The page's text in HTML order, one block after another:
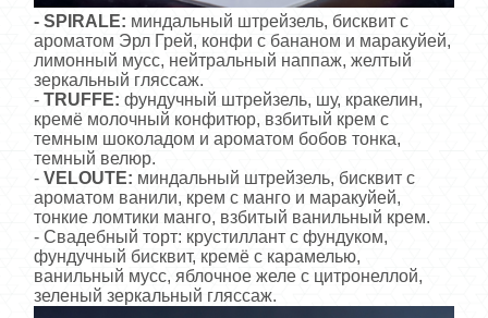
- SPIRALE: миндальный штрейзель, бисквит с
ароматом Эрл Грей, конфи с бананом и маракуйей,
лимонный мусс, нейтральный наппаж, желтый
зеркальный гляссаж.
- TRUFFE: фундучный штрейзель, шу, кракелин,
кремё молочный конфитюр, взбитый крем с
темным шоколадом и ароматом бобов тонка,
темный велюр.
- VELOUTE: миндальный штрейзель, бисквит с
ароматом ванили, крем с манго и маракуйей,
тонкие ломтики манго, взбитый ванильный крем.
- Свадебный торт: крустиллант с фундуком,
фундучный бисквит, кремё с карамелью,
ванильный мусс, яблочное желе с цитронеллой,
зеленый зеркальный гляссаж.